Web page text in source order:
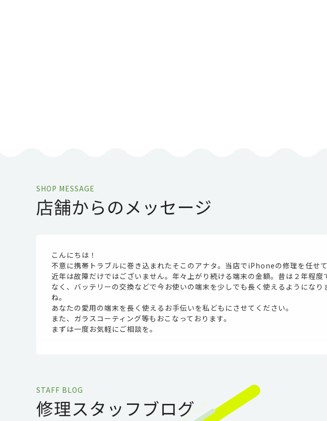
SHOP MESSAGE
店舗からのメッセージ
こんにちは！
不意に携帯トラブルに巻き込まれたそこのアナタ。当店でiPhoneの修理を任せ
近年は故障だけではございません。年々上がり続ける端末の金額。昔は２年程
なく、バッテリーの交換などで今お使いの端末を少しでも長く使えるようにな
ね。
あなたの愛用の端末を長く使えるお手伝いを私どもにさせてください。
また、ガラスコーティング等もおこなっております。
まずは一度お気軽にご相談を。
STAFF BLOG
修理スタッフブログ